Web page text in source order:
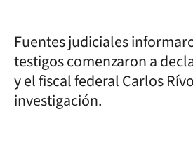
Fuentes judiciales
testigos comenzaron a
y el fiscal federal Carlos
investigación.